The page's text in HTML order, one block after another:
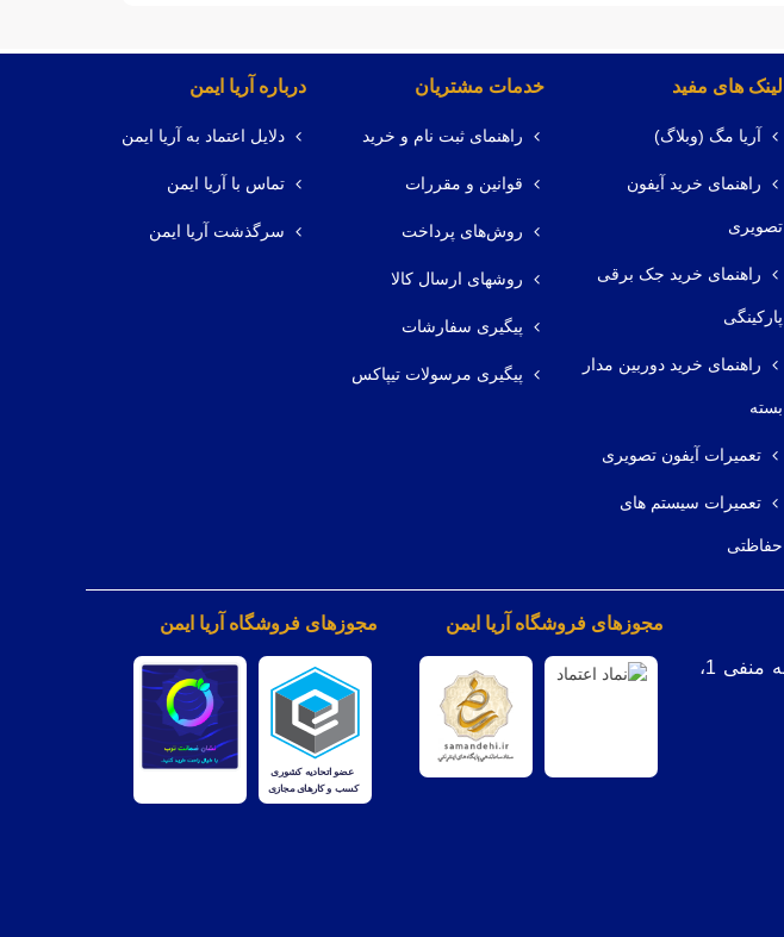
لینک های مفید
آریا مگ (وبلاگ)
راهنمای خرید آیفون
تصویری
راهنمای خرید جک برقی
پارکینگی
راهنمای خرید دوربین مدار
بسته
تعمیرات آیفون تصویری
تعمیرات سیستم های
حفاظتی
خدمات مشتریان
راهنمای ثبت نام و خرید
قوانین و مقررات
روش‌های پرداخت
روشهای ارسال کالا
پیگیری سفارشات
پیگیری مرسولات تیپاکس
درباره آریا ایمن
دلایل اعتماد به آریا ایمن
تماس با آریا ایمن
سرگذشت آریا ایمن
میدان فردوسی، مجتمع تجارت جهانی، طبقه منفی 1،
مجوزهای فروشگاه آریا ایمن مجوزهای فروشگاه آریا ایمن